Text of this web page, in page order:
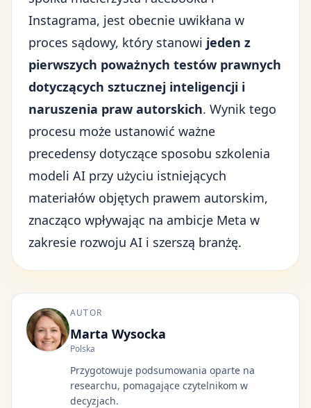
Instagrama, jest obecnie uwikłana w
proces sądowy, który stanowi jeden z
pierwszych poważnych testów prawnych
dotyczących sztucznej inteligencji i
naruszenia praw autorskich. Wynik tego
procesu może ustanowić ważne
precedensy dotyczące sposobu szkolenia
modeli AI przy użyciu istniejących
materiałów objętych prawem autorskim,
znacząco wpływając na ambicje Meta w
zakresie rozwoju AI i szerszą branżę.
AUTOR
Marta Wysocka
Polska
Przygotowuje podsumowania oparte na
researchu, pomagające czytelnikom w
decyzjach.